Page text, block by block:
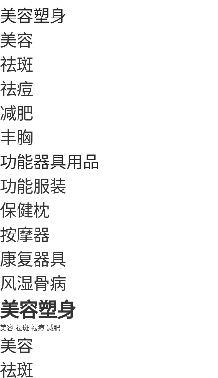
美容塑身
美容
祛斑
祛痘
减肥
丰胸
功能器具用品
功能服装
保健枕
按摩器
康复器具
风湿骨病
美容塑身
美容 祛斑 祛痘 减肥
美容
祛斑